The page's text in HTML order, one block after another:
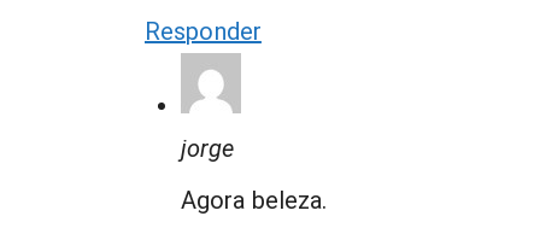
Responder
jorge
Agora beleza.